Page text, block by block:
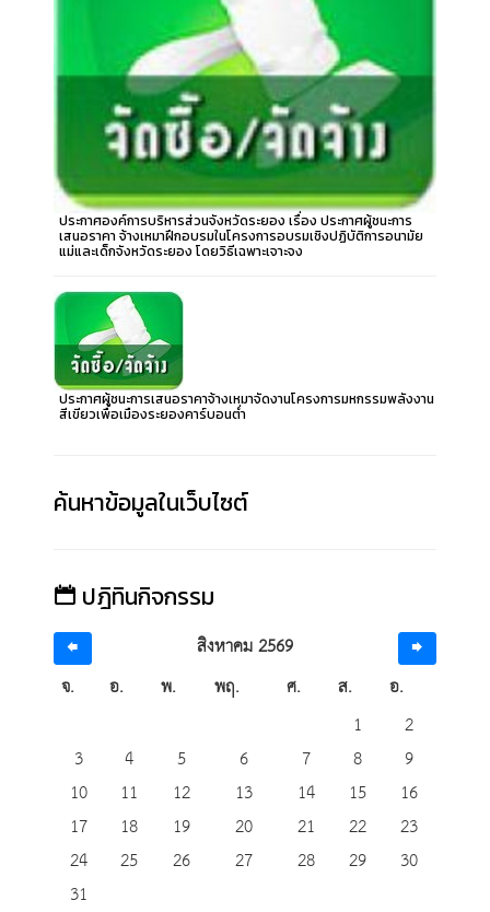
ประกาศองค์การบริหารส่วนจังหวัดระยอง เรื่อง ประกาศผู้ชนะการ
เสนอราคา จ้างเหมาฝึกอบรมในโครงการอบรมเชิงปฏิบัติการอนามัย
แม่และเด็กจังหวัดระยอง โดยวิธีเฉพาะเจาะจง
ประกาศผู้ชนะการเสนอราคาจ้างเหมาจัดงานโครงการมหกรรมพลังงาน
สีเขียวเพื่อเมืองระยองคาร์บอนต่ำ
ค้นหาข้อมูลในเว็บไซต์
ปฎิทินกิจกรรม
สิงหาคม 2569
จ.
อ. พ. พฤ. ศ. ส.
อ.
1
2
3
4 5 6 7 8
9
10
11 12 13 14 15
16
17
18 19 20 21 22
23
24
25 26 27 28 29
30
31